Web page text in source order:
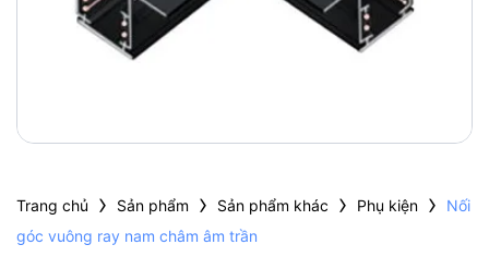
Trang chủ › Sản phẩm › Sản phẩm khác › Phụ kiện ›
Nối
góc vuông ray nam châm âm trần